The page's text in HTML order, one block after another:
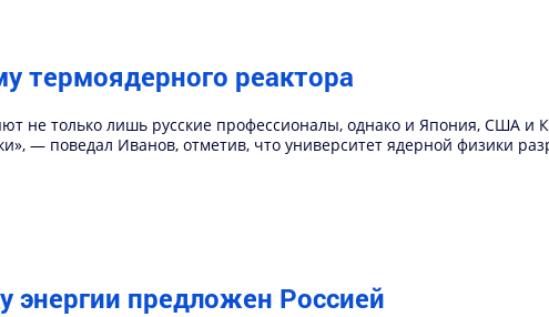
термоядерного реактора
не только лишь русские профессионалы, однако и Япония, США и
— поведал Иванов, отметив, что университет ядерной физики
энергии предложен Россией